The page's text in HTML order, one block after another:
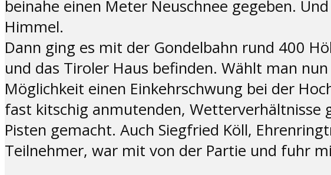
beinahe einen Meter Neuschnee gegeben.
Himmel.
Dann ging es mit der Gondelbahn rund 400
und das Tiroler Haus befinden. Wählt man
Möglichkeit einen Einkehrschwung bei der
fast kitschig anmutenden, Wetterverhältnisse
Pisten gemacht. Auch Siegfried Köll,
Teilnehmer, war mit von der Partie und fuhr